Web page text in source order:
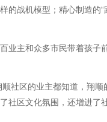
的战机模型；精心制造的
业主和众多市民带着孩子
顺社区的业主都知道，翔
社区文化氛围，还增进了